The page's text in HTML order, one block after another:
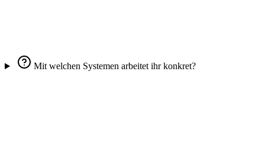
Mit welchen Systemen arbeitet ihr konkret?